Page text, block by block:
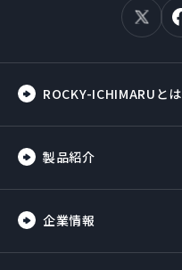
ROCKY-ICHIMARUとは
製品紹介
企業情報